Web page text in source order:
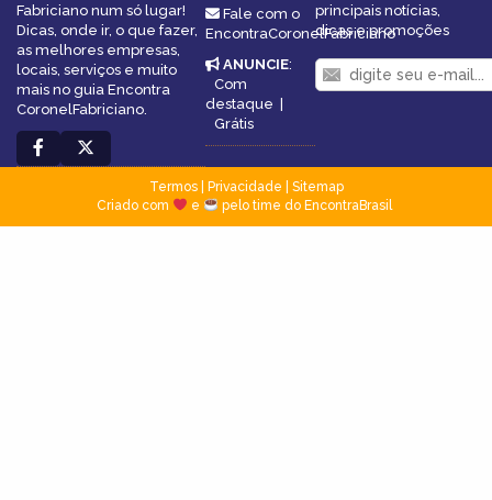
Fabriciano num só lugar!
Dicas, onde ir, o que fazer,
as melhores empresas,
locais, serviços e muito
mais no guia Encontra
CoronelFabriciano.
Fale com o
EncontraCoronelFabriciano
ANUNCIE:
Com
destaque |
Grátis
principais notícias,
dicas e promoções
Termos| Privacidade
Sitemap
Criado com
e pelo time do EncontraBrasil